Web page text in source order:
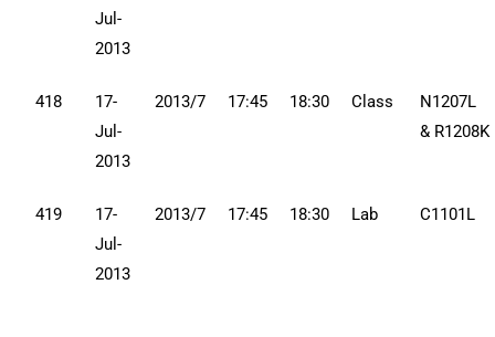
Jul-
2013
418
17-
Jul-
2013
2013/7 17:45 18:30 Class
N1207L
& R1208K
419
17-
Jul-
2013
2013/7 17:45 18:30 Lab C1101L